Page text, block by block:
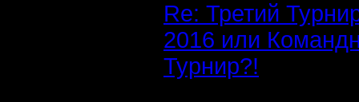
Re: Третий
2016 или
Турнир?!